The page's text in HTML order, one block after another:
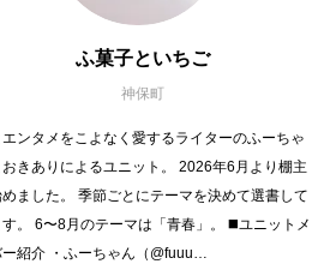
ふ菓子といちご
神保町
ンタメをこよなく愛するライターのふーちゃ
おきありによるユニット。 2026年6月より棚主
めました。 季節ごとにテーマを決めて選書して
す。 6〜8月のテーマは「青春」。 ◼️ユニットメ
ー紹介 ・ふーちゃん（@fuuu…